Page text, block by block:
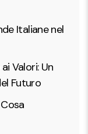
Italiane nel
Valori: Un
Futuro